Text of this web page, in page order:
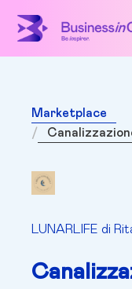
Marketplace
LUNARLIFE di